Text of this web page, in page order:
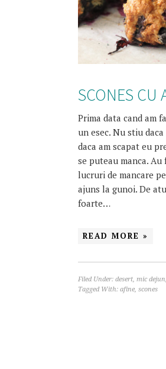
SCONES CU
Prima data cand am
un esec. Nu stiu
daca am scapat eu
se puteau manca.
lucruri de mancare
ajuns la gunoi. De
foarte…
READ MORE »
Filed Under: desert, mic dejun,
Tagged With: afine, scones